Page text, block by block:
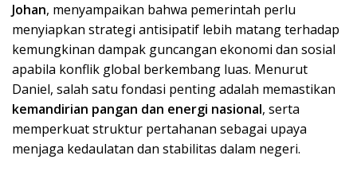
Johan, menyampaikan bahwa pemerintah perlu
menyiapkan strategi antisipatif lebih matang terhadap
kemungkinan dampak guncangan ekonomi dan sosial
apabila konflik global berkembang luas. Menurut
Daniel, salah satu fondasi penting adalah memastikan
kemandirian pangan dan energi nasional, serta
memperkuat struktur pertahanan sebagai upaya
menjaga kedaulatan dan stabilitas dalam negeri.